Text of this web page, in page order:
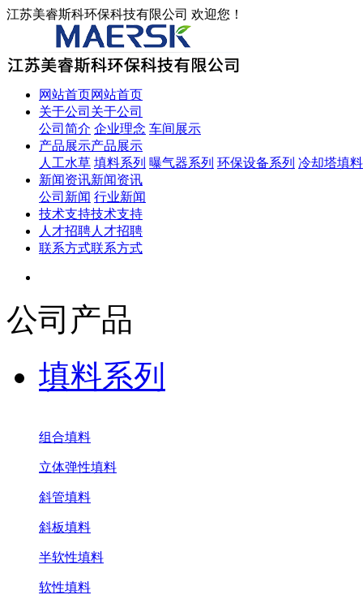
江苏美睿斯科环保科技有限公司 欢迎您！
网站首页网站首页
关于公司 关于公司
公司简介 企业理念 车间展示
产品展示产品展示
人工水草 填料系列 曝气器系列 环保设备系列 冷却塔填料
新闻资讯新闻资讯
公司新闻 行业新闻
技术支持技术支持
人才招聘人才招聘
联系方式联系方式
公司产品
填料系列
组合填料
立体弹性填料
斜管填料
斜板填料
半软性填料
软性填料